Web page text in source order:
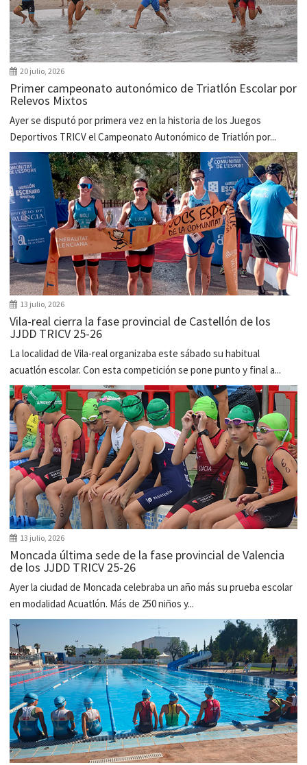
20 julio, 2026
Primer campeonato autonómico de Triatlón Escolar por
Relevos Mixtos
Ayer se disputó por primera vez en la historia de los Juegos
Deportivos TRICV el Campeonato Autonómico de Triatlón por...
13 julio, 2026
Vila-real cierra la fase provincial de Castellón de los
JJDD TRICV 25-26
La localidad de Vila-real organizaba este sábado su habitual
acuatlón escolar. Con esta competición se pone punto y final a...
13 julio, 2026
Moncada última sede de la fase provincial de Valencia
de los JJDD TRICV 25-26
Ayer la ciudad de Moncada celebraba un año más su prueba escolar
en modalidad Acuatlón. Más de 250 niños y...